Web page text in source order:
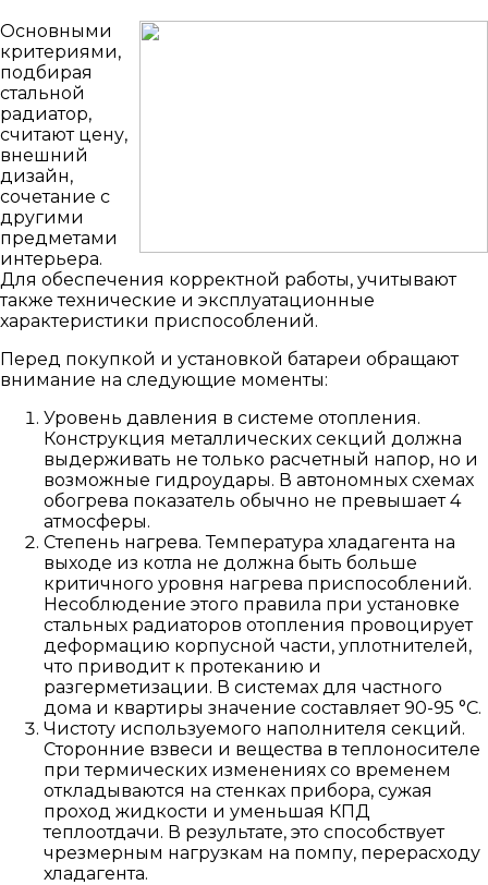
Основными
критериями,
подбирая
стальной
радиатор,
считают цену,
внешний
дизайн,
сочетание с
другими
предметами
интерьера.
Для обеспечения корректной работы, учитывают
также технические и эксплуатационные
характеристики приспособлений.
Перед покупкой и установкой батареи обращают
внимание на следующие моменты:
Уровень давления в системе отопления.
Конструкция металлических секций должна
выдерживать не только расчетный напор, но и
возможные гидроудары. В автономных схемах
обогрева показатель обычно не превышает 4
атмосферы.
Степень нагрева. Температура хладагента на
выходе из котла не должна быть больше
критичного уровня нагрева приспособлений.
Несоблюдение этого правила при установке
стальных радиаторов отопления провоцирует
деформацию корпусной части, уплотнителей,
что приводит к протеканию и
разгерметизации. В системах для частного
дома и квартиры значение составляет 90-95 °C.
Чистоту используемого наполнителя секций.
Сторонние взвеси и вещества в теплоносителе
при термических изменениях со временем
откладываются на стенках прибора, сужая
проход жидкости и уменьшая КПД
теплоотдачи. В результате, это способствует
чрезмерным нагрузкам на помпу, перерасходу
хладагента.